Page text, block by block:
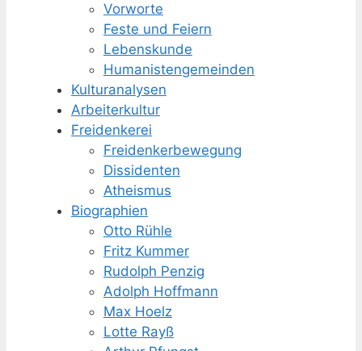
Vorworte
Feste und Feiern
Lebenskunde
Humanisten­gemeinden
Kulturanalysen
Arbeiterkultur
Freidenkerei
Freidenker­bewegung
Dissidenten
Atheismus
Biographien
Otto Rühle
Fritz Kummer
Rudolph Penzig
Adolph Hoffmann
Max Hoelz
Lotte Rayß